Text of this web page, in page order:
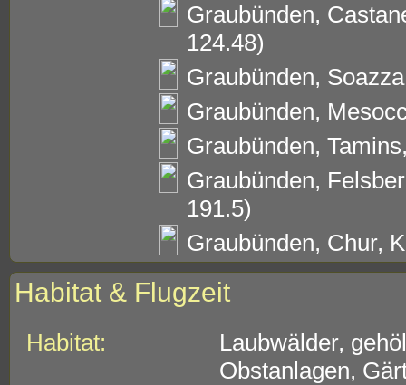
Graubünden,
124.48)
Graubünden,
Graubünden,
Graubünden,
Graubünden,
191.5)
Graubünden, Chur,
Habitat & Flugzeit
Habitat:
Laubwälder,
Obstanlagen,